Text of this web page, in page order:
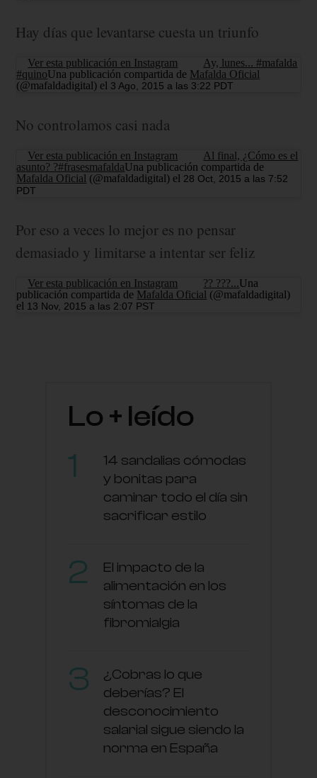
Hay días que levantarse cuesta un triunfo
Ver esta publicación en Instagram
Ay, lunes... #mafalda
#quinoUna publicación compartida de Mafalda Oficial
(@mafaldadigital) el 3 Ago, 2015 a las 3:22 PDT
No controlamos casi nada
Ver esta publicación en Instagram
Al final, ¿Cómo es el
asunto? ?#frasesmafaldaUna publicación compartida de
Mafalda Oficial (@mafaldadigital) el 28 Oct, 2015 a las 7:52
PDT
Por eso a veces lo mejor es no pensar
demasiado y limitarse a intentar ser feliz
Ver esta publicación en Instagram ?? ???...Una
publicación compartida de Mafalda Oficial (@mafaldadigital)
el 13 Nov, 2015 a las 2:07 PST
Lo + leído
14 sandalias cómodas
y bonitas para
caminar todo el día sin
sacrificar estilo
El impacto de la
alimentación en los
síntomas de la
fibromialgia
¿Cobras lo que
deberías? El
desconocimiento
salarial sigue siendo la
norma en España